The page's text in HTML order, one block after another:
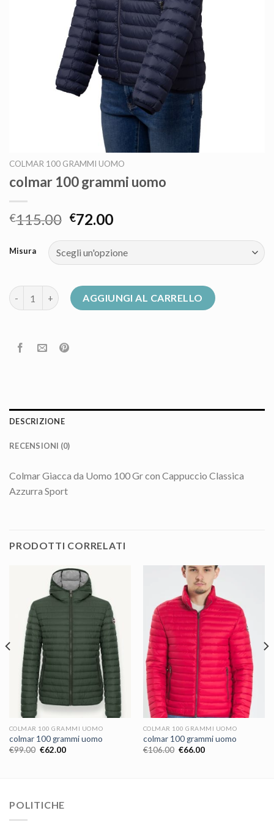
COLMAR 100 GRAMMI UOMO
colmar 100 grammi uomo
€115.00 €72.00
Misura
colmar 100 grammi uomo quantità
AGGIUNGI AL CARRELLO
DESCRIZIONE
RECENSIONI (0)
Colmar Giacca da Uomo 100 Gr con Cappuccio Classica
Azzurra Sport
PRODOTTI CORRELATI
COLMAR 100 GRAMMI UOMO
colmar 100 grammi uomo
€99.00 €62.00
COLMAR 100 GRAMMI UOMO
colmar 100 grammi uomo
€106.00 €66.00
POLITICHE